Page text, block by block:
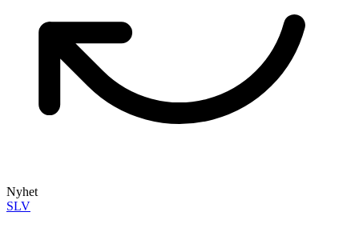
Nyhet
SLV